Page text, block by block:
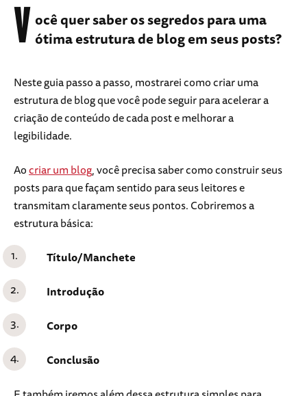
V ocê quer saber os segredos para uma
ótima estrutura de blog em seus posts?
Neste guia passo a passo, mostrarei como criar uma
estrutura de blog que você pode seguir para acelerar a
criação de conteúdo de cada post e melhorar a
legibilidade.
Aocriar um blog, você precisa saber como construir seus
posts para que façam sentido para seus leitores e
transmitam claramente seus pontos. Cobriremos a
estrutura básica:
Título/Manchete
Introdução
Corpo
Conclusão